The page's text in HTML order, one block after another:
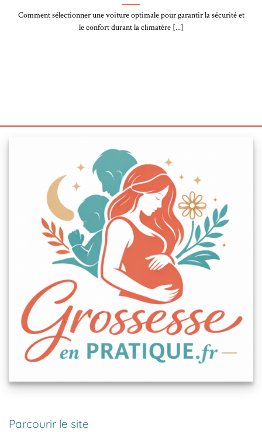
Comment sélectionner une voiture optimale pour garantir la sécurité et
le confort durant la climatère [...]
Parcourir le site